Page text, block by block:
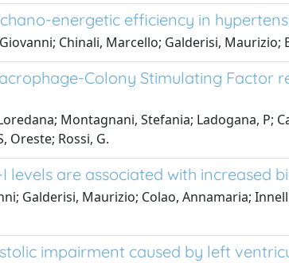
energetic efficiency in
Chinali, Marcello; Galderisi,
Colony Stimulating Factor
Montagnani, Stefania; Ladogana, P;
Oreste; Rossi, G.
I levels are associated with
Galderisi, Maurizio; Colao, Annamaria;
impairment caused by left